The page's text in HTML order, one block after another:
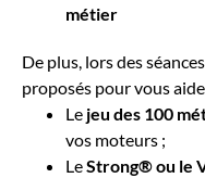
métier
De plus, lors des
proposés pour vous
Le jeu des 100
vos moteurs ;
LeStrong®ou le